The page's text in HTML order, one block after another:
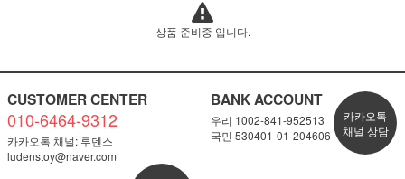
상품 준비중 입니다.
CUSTOMER CENTER
010-6464-9312
카카오톡 채널: 루덴스
ludenstoy@naver.com
BANK ACCOUNT
우리 1002-841-952513
국민 530401-01-204606
카카오톡
채널 상담